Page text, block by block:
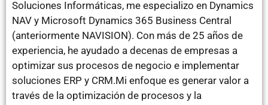
Soluciones Informáticas, me especializo en Dynamics
NAV y Microsoft Dynamics 365 Business Central
(anteriormente NAVISION). Con más de 25 años de
experiencia, he ayudado a decenas de empresas a
optimizar sus procesos de negocio e implementar
soluciones ERP y CRM.Mi enfoque es generar valor a
través de la optimización de procesos y la